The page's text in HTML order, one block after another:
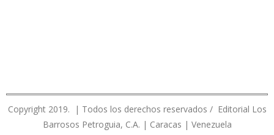
Copyright 2019. | Todos los derechos reservados / Editorial Los
Barrosos Petroguia, C.A. | Caracas | Venezuela